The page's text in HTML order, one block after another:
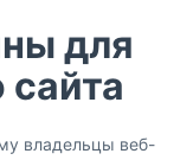
для
сайта
владельцы веб-